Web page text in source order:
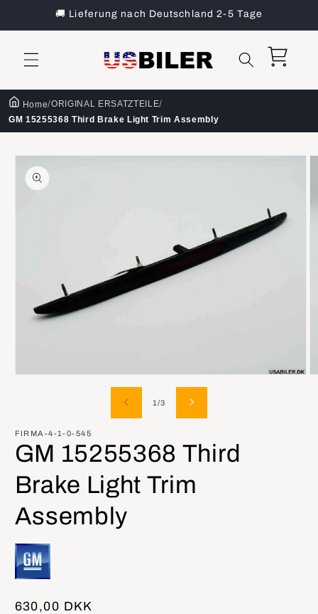
Inhalt
🚚 Lieferung nach Deutschland 2-5 Tage
Warenkorb
Home/ORIGINAL ERSATZTEILE/
GM 15255368 Third Brake Light Trim Assembly
1/von
3
FIRMA-4-1-0-545
GM 15255368 Third
Brake Light Trim
Assembly
Normaler
630,00 DKK